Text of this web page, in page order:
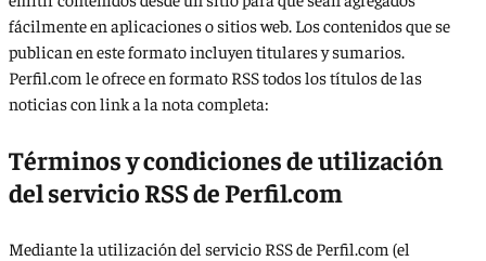
fácilmente en aplicaciones o sitios web. Los contenidos que se
publican en este formato incluyen titulares y sumarios.
Perfil.com le ofrece en formato RSS todos los títulos de las
noticias con link a la nota completa:
Términos y condiciones de utilización
del servicio RSS de Perfil.com
Mediante la utilización del servicio RSS de Perfil.com (el